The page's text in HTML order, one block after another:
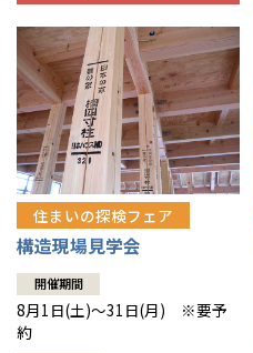
住まいの探検フェア
構造現場見学会
開催期間
8月1日(土)～31日(月) ※要予
約